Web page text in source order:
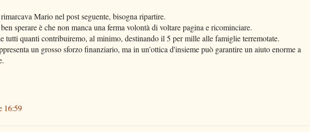
Mario nel post seguente, bisogna ripartire.
sperare è che non manca una ferma volontà di voltare pagina e ricominciare.
tutti quanti contribuiremo, al minimo, destinando il 5 per mille alle famiglie terremotate.
un grosso sforzo finanziario, ma in un'ottica d'insieme può garantire un aiuto enorme a
16:59